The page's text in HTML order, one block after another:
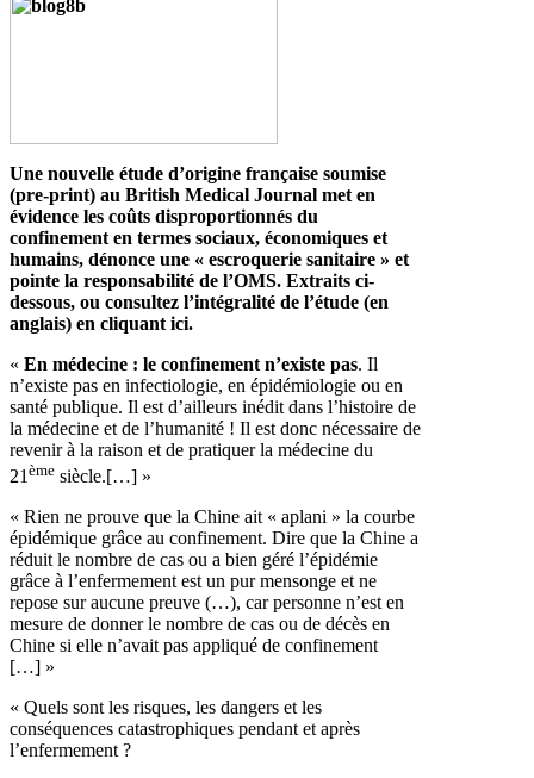
Une nouvelle étude d’origine française soumise
(pre-print) au British Medical Journal met en
évidence les coûts disproportionnés du
confinement en termes sociaux, économiques et
humains, dénonce une « escroquerie sanitaire » et
pointe la responsabilité de l’OMS. Extraits ci-
dessous, ou consultez l’intégralité de l’étude (en
anglais) en cliquant ici.
« En médecine : le confinement n’existe pas. Il
n’existe pas en infectiologie, en épidémiologie ou en
santé publique. Il est d’ailleurs inédit dans l’histoire de
la médecine et de l’humanité ! Il est donc nécessaire de
revenir à la raison et de pratiquer la médecine du
21 ème siècle.[…] »
« Rien ne prouve que la Chine ait « aplani » la courbe
épidémique grâce au confinement. Dire que la Chine a
réduit le nombre de cas ou a bien géré l’épidémie
grâce à l’enfermement est un pur mensonge et ne
repose sur aucune preuve (…), car personne n’est en
mesure de donner le nombre de cas ou de décès en
Chine si elle n’avait pas appliqué de confinement
[…] »
« Quels sont les risques, les dangers et les
conséquences catastrophiques pendant et après
l’enfermement ?